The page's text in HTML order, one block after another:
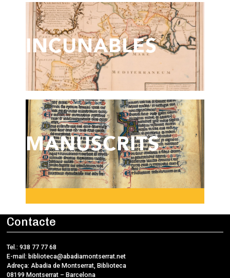
INCUNABLES
MANUSCRITS
Contacte
Tel.: 938 77 77 68
E-mail: biblioteca@abadiamontserrat.net
Adreça: Abadia de Montserrat, Biblioteca
08199 Montserrat – Barcelona